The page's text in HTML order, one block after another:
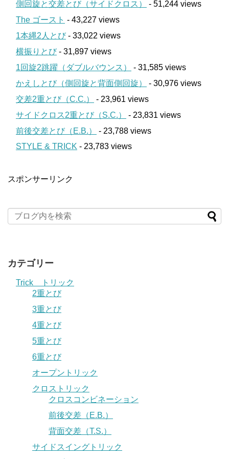
側回旋と交差とび（サイドクロス）
- 51,244 views
The ゴースト - 43,227 views
1本縄2人とび- 33,022 views
横振りとび- 31,897 views
1回旋2跳躍（ダブルバウンス）
- 31,585 views
かえしとび（側回旋と背面側回旋）
- 30,976 views
交差2重とび（C.C.）
- 23,961 views
サイドクロス2重とび（S.C.）
- 23,831 views
前後交差とび（E.B.）
- 23,788 views
STYLE & TRICK - 23,783 views
スポンサーリンク
カテゴリー
Trick トリック
2重とび
3重とび
4重とび
5重とび
6重とび
オープントリック
クロストリック
クロスコンビネーション
前後交差（E.B.）
背面交差（T.S.）
サイドスイングトリック